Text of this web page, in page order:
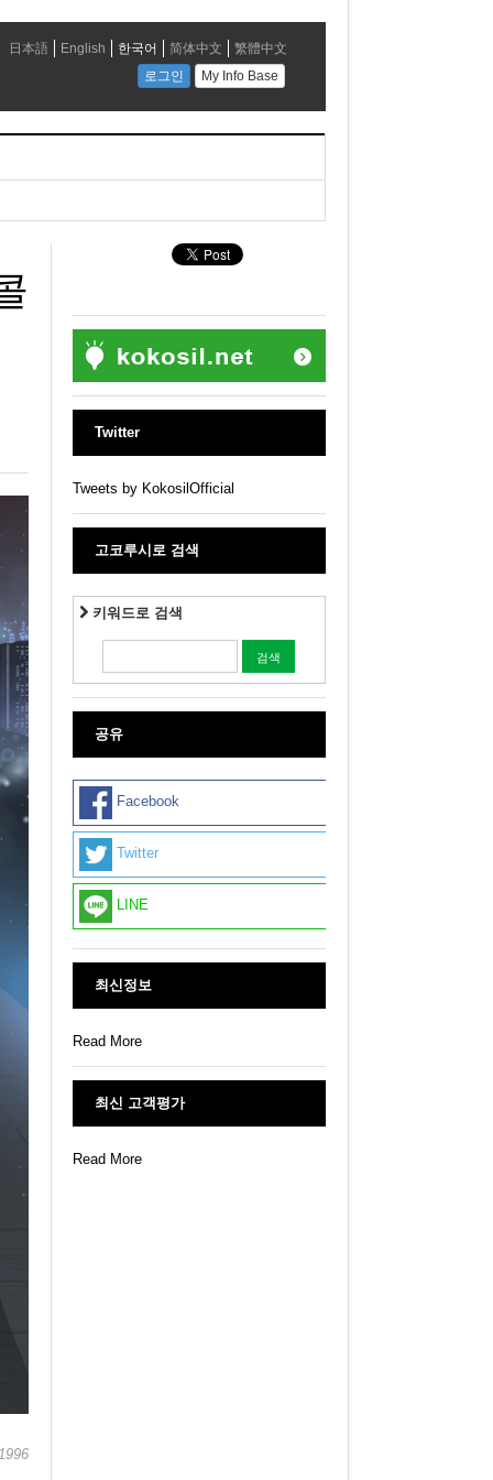
Twitter
Tweets by KokosilOfficial
고코루시로 검색
키워드로 검색
공유
Facebook
Twitter
LINE
최신정보
Read More
최신 고객평가
Read More